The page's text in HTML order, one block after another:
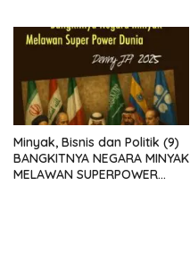
Minyak, Bisnis dan Politik (9)
BANGKITNYA NEGARA MINYAK
MELAWAN SUPERPOWER